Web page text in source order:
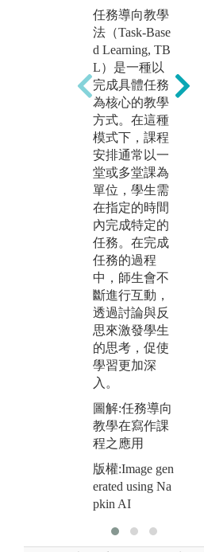
任務導向教學
法（Task-Base
d Learning, TB
L）是一種以
完成具體任務
為核心的教學
方式。在這種
模式下，課程
安排通常以一
堂或多堂課為
單位，學生需
在指定的時間
內完成特定的
任務。在完成
任務的過程
中，師生會不
斷進行互動，
透過討論與反
思來激發學生
的思考，促使
學習更加深
入。
圖解:任務導向
教學在寫作課
程之應用
版權:Image gen
erated using Na
pkin AI